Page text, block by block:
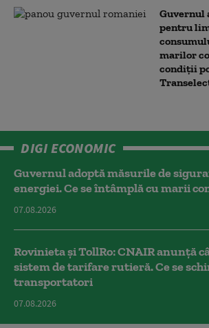
Guvernul
pentru
marilor
condiții
DIGI ECONOMIC
Guvernul adoptă măsurile de
energiei. Ce se întâmplă cu marii
07.08.2026
Rovinieta și TollRo: CNAIR anunță
sistem de tarifare rutieră. Ce se
transportatori
07.08.2026